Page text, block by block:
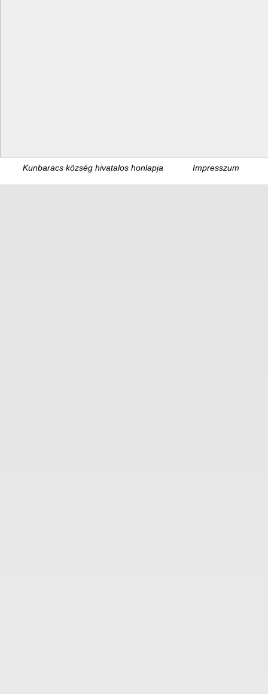
Kunbaracs község hivatalos honlapja Impresszum